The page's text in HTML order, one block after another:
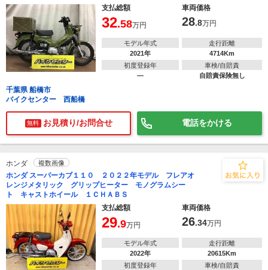
支払総額
車両価格
32.58万円 28.8万円
モデル年式
2021年
走行距離
4714Km
初度登録年
―
車検/自賠責
自賠責保険無し
千葉県 船橋市
バイクセンター 西船橋
無料 お見積り/お問合せ 電話をかける
ホンダ 複数画像
ホンダ スーパーカブ１１０ ２０２２年モデル フレアオ
レンジメタリック グリップヒーター モノグラムシー
ト キャストホイール １ＣＨＡＢＳ
支払総額
車両価格
29.9万円 26.34万円
モデル年式
2022年
走行距離
20615Km
初度登録年
車検/自賠責